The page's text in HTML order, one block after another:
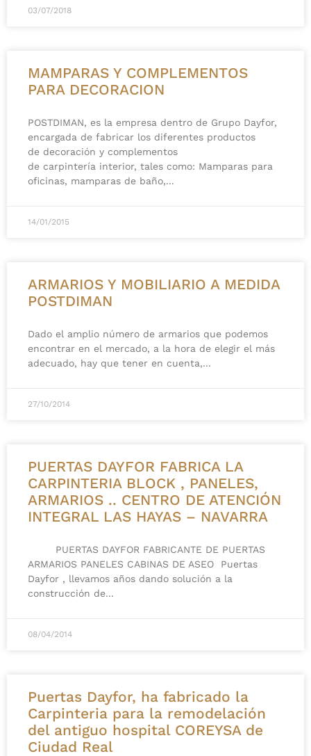
03/07/2018
MAMPARAS Y COMPLEMENTOS
PARA DECORACION
POSTDIMAN, es la empresa dentro de Grupo Dayfor,
encargada de fabricar los diferentes productos
de decoración y complementos
de carpintería interior, tales como: Mamparas para
oficinas, mamparas de baño,
14/01/2015
ARMARIOS Y MOBILIARIO A MEDIDA
POSTDIMAN
Dado el amplio número de armarios que podemos
encontrar en el mercado, a la hora de elegir el más
adecuado, hay que tener en cuenta,
27/10/2014
PUERTAS DAYFOR FABRICA LA
CARPINTERIA BLOCK , PANELES,
ARMARIOS .. CENTRO DE ATENCIÓN
INTEGRAL LAS HAYAS – NAVARRA
PUERTAS DAYFOR FABRICANTE DE PUERTAS
ARMARIOS PANELES CABINAS DE ASEO Puertas
Dayfor , llevamos años dando solución a la
construcción de
08/04/2014
Puertas Dayfor, ha fabricado la
Carpinteria para la remodelación
del antiguo hospital COREYSA de
Ciudad Real